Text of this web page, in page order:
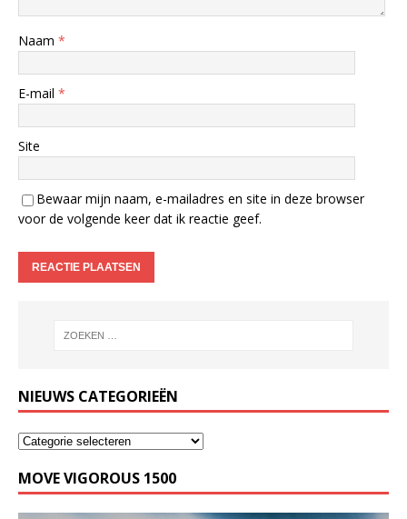
Naam *
E-mail *
Site
Bewaar mijn naam, e-mailadres en site in deze browser
voor de volgende keer dat ik reactie geef.
NIEUWS CATEGORIEËN
MOVE VIGOROUS 1500